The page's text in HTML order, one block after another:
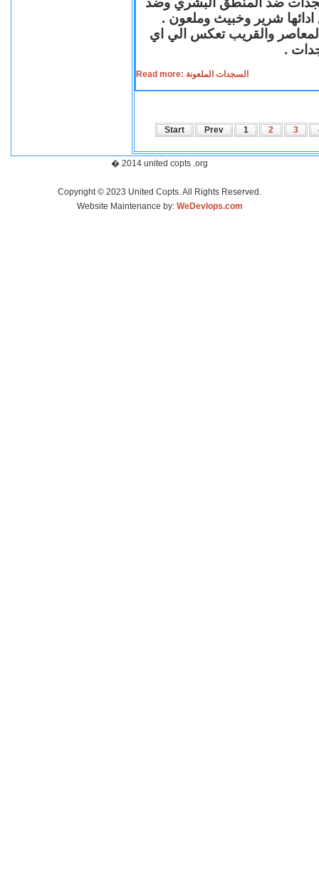
ادائها شرير وخبيث وملعون .
المعاصر والقريب تعكس الي اي
.
Read more: السجدات الملعونة
Start Prev 1 2 3
� 2014 united copts .org
Copyright © 2023 United Copts. All Rights Reserved.
Website Maintenance by: WeDevlops.com